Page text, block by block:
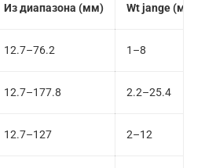
Из диапазона (мм) Wt jange (мм)
12.7–76.2 1–8
12.7–177.8 2.2–25.4
12.7–127 2–12